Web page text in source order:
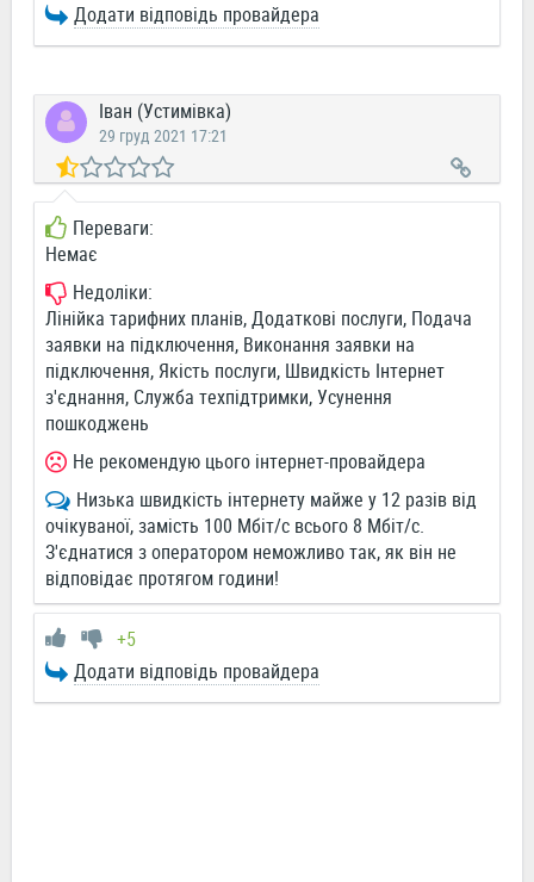
Додати відповідь провайдера
Іван (Устимівка)
29 груд 2021 17:21
Переваги:
Немає
Недоліки:
Лінійка тарифних планів, Додаткові послуги, Подача
заявки на підключення, Виконання заявки на
підключення, Якість послуги, Швидкість Інтернет
з'єднання, Служба техпідтримки, Усунення
пошкоджень
Не рекомендую цього інтернет-провайдера
Низька швидкість інтернету майже у 12 разів від
очікуваної, замість 100 Мбіт/с всього 8 Мбіт/с.
З'єднатися з оператором неможливо так, як він не
відповідає протягом години!
+5
Додати відповідь провайдера